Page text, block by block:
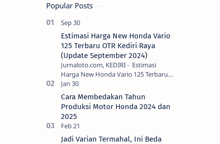
Popular Posts
Estimasi Harga New Honda Vario
125 Terbaru OTR Kediri Raya
(Update September 2024)
Jurnaloto.com, KEDIRI - Estimasi
Harga New Honda Vario 125 Terbaru
OTR Kediri Raya (Update September
2024) Brosis sekalian, PT Astra Honda
Motor (AH…
Cara Membedakan Tahun
Produksi Motor Honda 2024 dan
2025
Jadi Varian Termahal, Ini Beda